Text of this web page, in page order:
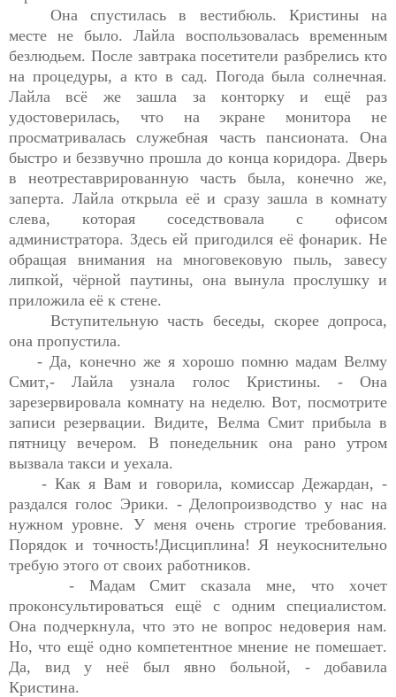
Она спустилась в вестибюль. Кристины на
месте не было. Лайла воспользовалась временным
безлюдьем. После завтрака посетители разбрелись кто
на процедуры, а кто в сад. Погода была солнечная.
Лайла всё же зашла за конторку и ещё раз
удостоверилась, что на экране монитора не
просматривалась служебная часть пансионата. Она
быстро и беззвучно прошла до конца коридора. Дверь
в неотреставрированную часть была, конечно же,
заперта. Лайла открыла её и сразу зашла в комнату
слева, которая соседствовала с офисом
администратора. Здесь ей пригодился её фонарик. Не
обращая внимания на многовековую пыль, завесу
липкой, чёрной паутины, она вынула прослушку и
приложила её к стене.
Вступительную часть беседы, скорее допроса,
она пропустила.
- Да, конечно же я хорошо помню мадам Велму
Смит,- Лайла узнала голос Кристины. - Она
зарезервировала комнату на неделю. Вот, посмотрите
записи резервации. Видите, Велма Смит прибыла в
пятницу вечером. В понедельник она рано утром
вызвала такси и уехала.
- Как я Вам и говорила, комиссар Дежардан, -
раздался голос Эрики. - Делопроизводство у нас на
нужном уровне. У меня очень строгие требования.
Порядок и точность!Дисциплина! Я неукоснительно
требую этого от своих работников.
- Мадам Смит сказала мне, что хочет
проконсультироваться ещё с одним специалистом.
Она подчеркнула, что это не вопрос недоверия нам.
Но, что ещё одно компетентное мнение не помешает.
Да, вид у неё был явно больной, - добавила
Кристина.